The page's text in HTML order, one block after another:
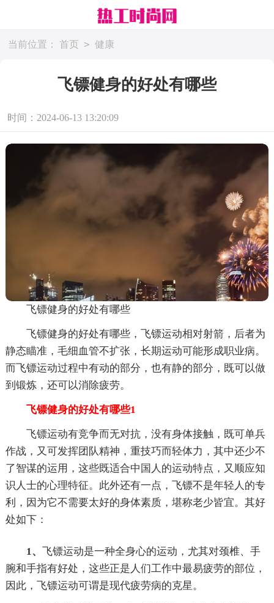
当前位置： 首页 > 健康
飞镖健身的好处有哪些
时间：2024-06-13 13:20:09
飞镖健身的好处有哪些
飞镖健身的好处有哪些，飞镖运动相对射箭，后者为
静态瞄准，毛细血管不扩张，长期运动可能形成职业病。
而飞镖运动过程中有动的部分，也有静的部分，既可以做
到锻炼，还可以消除疲劳。
飞镖健身的好处有哪些1
飞镖运动有竞争而无对抗，没有身体接触，既可单兵
作战，又可发挥团队精神，重技巧而轻体力，其中还少不
了智谋的运用，这些既适合中国人的运动特点，又顺应知
识人士的心理特征。此外还有一点，飞镖不是年轻人的专
利，因为它不需要太好的身体素质，堪称老少皆宜。其好
处如下：
1、 飞镖运动是一种全身心的运动，尤其对颈椎、手
腕和手指有好处，这些正是人们工作中最易疲劳的部位，
因此，飞镖运动可谓是现代疲劳病的克星。